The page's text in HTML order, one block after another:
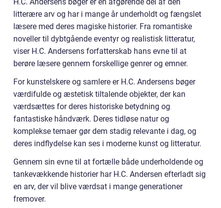
litterære arv og har i mange år underholdt og fængslet
læsere med deres magiske historier. Fra romantiske
noveller til dybtgående eventyr og realistisk litteratur,
viser H.C. Andersens forfatterskab hans evne til at
berøre læsere gennem forskellige genrer og emner.
For kunstelskere og samlere er H.C. Andersens bøger
værdifulde og æstetisk tiltalende objekter, der kan
værdsættes for deres historiske betydning og
fantastiske håndværk. Deres tidløse natur og
komplekse temaer gør dem stadig relevante i dag, og
deres indflydelse kan ses i moderne kunst og litteratur.
Gennem sin evne til at fortælle både underholdende og
tankevækkende historier har H.C. Andersen efterladt sig
en arv, der vil blive værdsat i mange generationer
fremover.